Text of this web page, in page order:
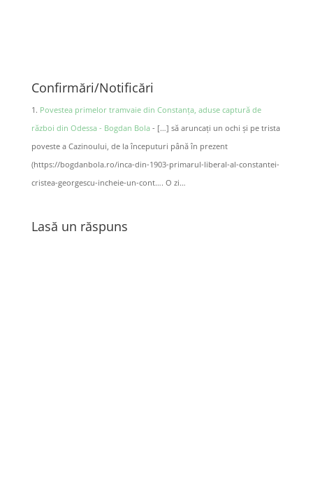
Confirmări/Notificări
Povestea primelor tramvaie din Constanța, aduse captură de
război din Odessa - Bogdan Bola- […] să aruncați un ochi și pe trista
poveste a Cazinoului, de la începuturi până în prezent
(https://bogdanbola.ro/inca-din-1903-primarul-liberal-al-constantei-
cristea-georgescu-incheie-un-cont…. O zi…
Lasă un răspuns